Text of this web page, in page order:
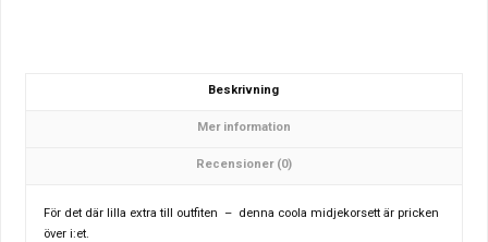
Beskrivning
Mer information
Recensioner (0)
För det där lilla extra till outfiten – denna coola midjekorsett är pricken
över i:et.